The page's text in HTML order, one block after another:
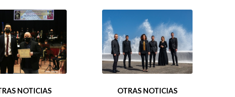
NOTICIAS OTRAS NOTICIAS